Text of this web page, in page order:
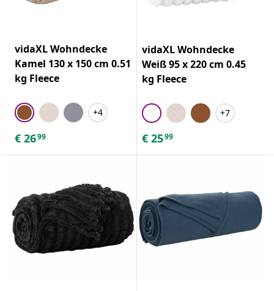
vidaXL Wohndecke
Kamel 130 x 150 cm 0.51
kg Fleece
+4
€ 2699
vidaXL Wohndecke
Weiß 95 x 220 cm 0.45
kg Fleece
+7
€ 2599